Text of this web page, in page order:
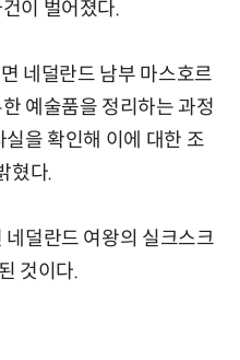
이 벌어졌다.
네덜란드 남부 마스호르
예술품을 정리하는 과정
을 확인해 이에 대한 조
혔다.
덜란드 여왕의 실크스크
것이다.